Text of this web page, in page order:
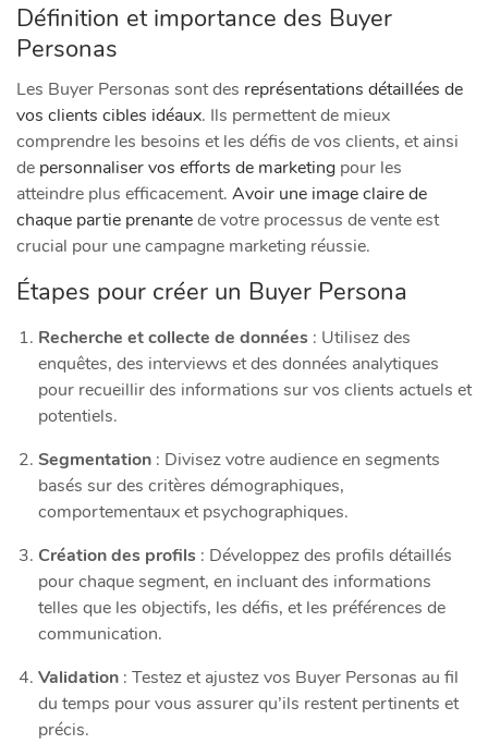
Définition et importance des Buyer
Personas
Les Buyer Personas sont des représentations détaillées de
vos clients cibles idéaux. Ils permettent de mieux
comprendre les besoins et les défis de vos clients, et ainsi
de personnaliser vos efforts de marketing pour les
atteindre plus efficacement. Avoir une image claire de
chaque partie prenantede votre processus de vente est
crucial pour une campagne marketing réussie.
Étapes pour créer un Buyer Persona
Recherche et collecte de données : Utilisez des
enquêtes, des interviews et des données analytiques
pour recueillir des informations sur vos clients actuels et
potentiels.
Segmentation : Divisez votre audience en segments
basés sur des critères démographiques,
comportementaux et psychographiques.
Création des profils : Développez des profils détaillés
pour chaque segment, en incluant des informations
telles que les objectifs, les défis, et les préférences de
communication.
Validation : Testez et ajustez vos Buyer Personas au fil
du temps pour vous assurer qu’ils restent pertinents et
précis.